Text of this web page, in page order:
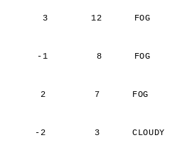
3        12      FOG
-1         8      FOG
2         7      FOG
-2         3      CLOUDY